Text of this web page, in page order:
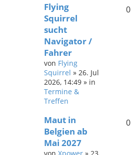
Flying
Squirrel
sucht
Navigator /
Fahrer
von Flying
Squirrel » 26. Jul
2026, 14:49 » in
Termine &
Treffen
0
Maut in
Belgien ab
Mai 2027
0